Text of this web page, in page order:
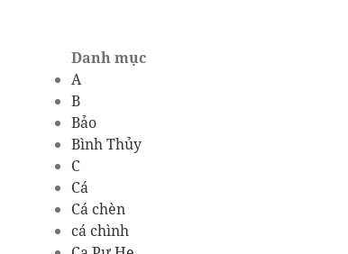
Danh mục
A
B
Bảo
Bình Thủy
C
Cá
Cá chèn
cá chình